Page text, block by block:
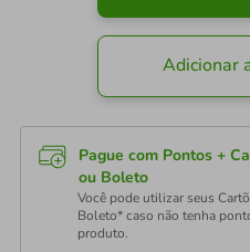
Adicionar
Pague com Pontos +
ou Boleto
Você pode utilizar seus
Boleto* caso não tenha
produto.